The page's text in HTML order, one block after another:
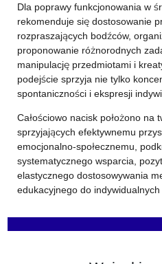
Dla poprawy funkcjonowania w
rekomenduje się dostosowanie
rozpraszających bodźców,
proponowanie różnorodnych
manipulację przedmiotami i
podejście sprzyja nie tylko
spontaniczności i ekspresji
Całościowo nacisk położono na
sprzyjających efektywnemu
emocjonalno-społecznemu,
systematycznego wsparcia,
elastycznego dostosowywania
edukacyjnego do